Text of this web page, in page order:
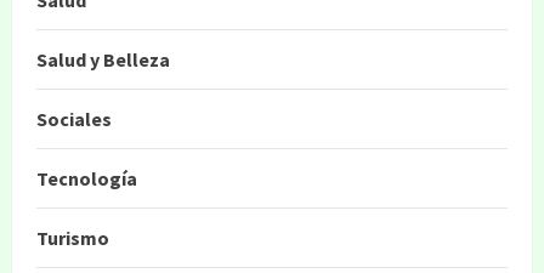
Salud y Belleza
Sociales
Tecnología
Turismo